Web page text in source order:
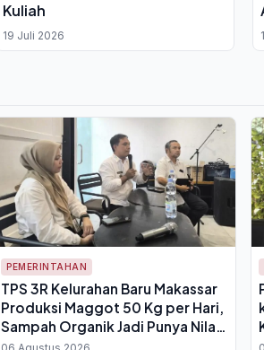
Kuliah
19 Juli 2026
PEMERINTAHAN
TPS 3R Kelurahan Baru Makassar
Produksi Maggot 50 Kg per Hari,
Sampah Organik Jadi Punya Nilai
Jual